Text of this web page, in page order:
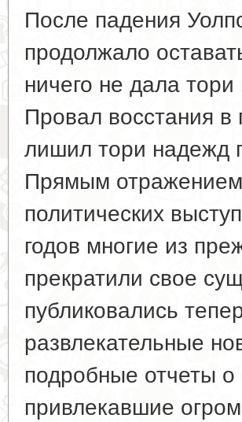
После падения
продолжало
ничего не дала
Провал восстания
лишил тори надежд
Прямым отражением
политических
годов многие из
прекратили свое
публиковались
развлекательные
подробные отчеты
привлекавшие